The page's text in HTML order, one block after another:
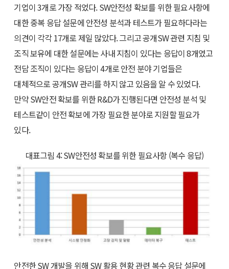
기업이 3개로 가장 적었다. SW안전성 확보를 위한 필요사항에
대한 중복 응답 설문에 안전성 분석과 테스트가 필요하다라는
의견이 각각 17개로 제일 많았다. 그리고 공개SW 관련 지침 및
조직 보유에 대한 설문에는 사내 지침이 있다는 응답이 8개였고
전담 조직이 있다는 응답이 4개로 안전 분야 기업들은
대체적으로 공개SW 관리를 하지 않고 있음을 알 수 있었다.
만약 SW안전 확보를 위한 R&D가 진행된다면 안전성 분석 및
테스트같이 안전 확보에 가장 필요한 분야로 지원할 필요가
있다.
대표그림 4: SW안전성 확보를 위한 필요사항 (복수 응답)
안전한 SW 개발을 위해 SW 활용 현황 관련 복수 응답 설문에